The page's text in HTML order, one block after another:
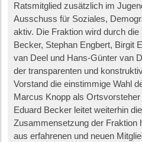
Ratsmitglied zusätzlich im
Ausschuss für Soziales,
aktiv. Die Fraktion wird durch
Becker, Stephan Engbert, Birgit
van Deel und Hans-Günter van
der transparenten und
Vorstand die einstimmige Wahl
Marcus Knopp als
Eduard Becker leitet weiterhin
Zusammensetzung der Fraktion
aus erfahrenen und neuen